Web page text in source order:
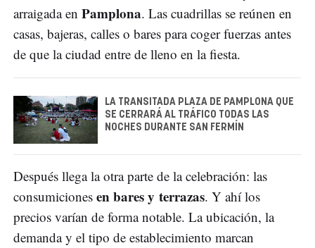
arraigada en Pamplona. Las cuadrillas se reúnen en
casas, bajeras, calles o bares para coger fuerzas antes
de que la ciudad entre de lleno en la fiesta.
LA TRANSITADA PLAZA DE PAMPLONA QUE
SE CERRARÁ AL TRÁFICO TODAS LAS
NOCHES DURANTE SAN FERMÍN
Después llega la otra parte de la celebración: las
consumiciones en bares y terrazas. Y ahí los
precios varían de forma notable. La ubicación, la
demanda y el tipo de establecimiento marcan